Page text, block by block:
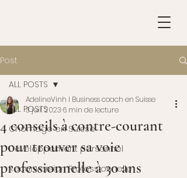
Post
ALL POSTS
Chômage en Suisse
Développement personnel
Reconversion Professionnelle
ALL POSTS
4 conseils à contre-courant
pour trouver sa voie
professionnelle à 30 ans
AdelineVinh l Business coach en Suisse
3 juil. 2023 6 min de lecture